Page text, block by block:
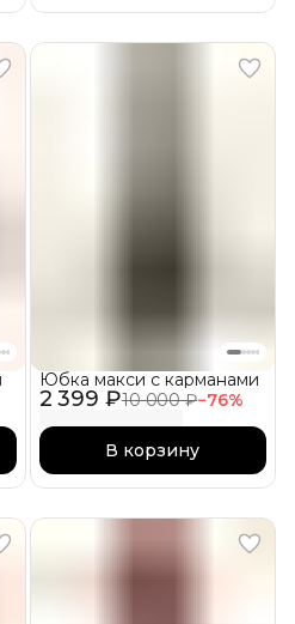
2 399 ₽10 000 ₽−76%
Юбка макси с карманами
В корзину